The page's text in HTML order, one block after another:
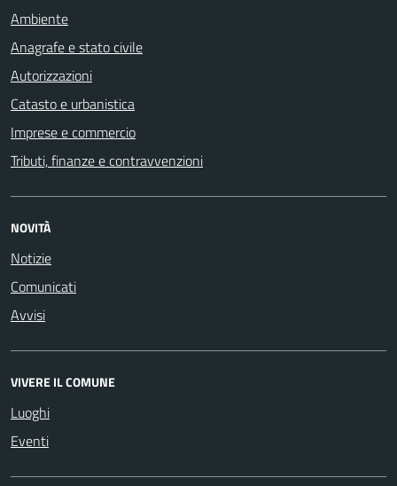
Ambiente
Anagrafe e stato civile
Autorizzazioni
Catasto e urbanistica
Imprese e commercio
Tributi, finanze e contravvenzioni
NOVITÀ
Notizie
Comunicati
Avvisi
VIVERE IL COMUNE
Luoghi
Eventi